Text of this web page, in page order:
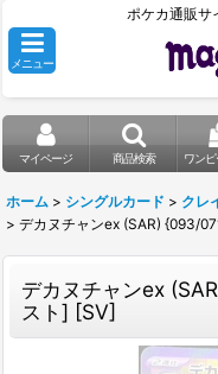
ポケカ通販サ
メニュー
マイページ 商品検索 ワン
ホーム > シングルカード > クレ
> デカヌチャンex (SAR) {093/
デカヌチャンex
スト] [SV]